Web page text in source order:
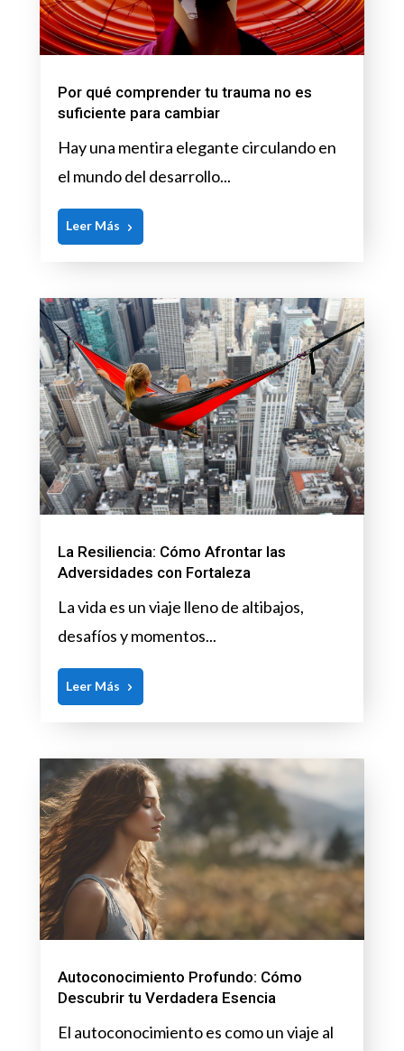
Por qué comprender tu trauma no es
suficiente para cambiar
Hay una mentira elegante circulando en
el mundo del desarrollo...
Leer Más
La Resiliencia: Cómo Afrontar las
Adversidades con Fortaleza
La vida es un viaje lleno de altibajos,
desafíos y momentos...
Leer Más
Autoconocimiento Profundo: Cómo
Descubrir tu Verdadera Esencia
El autoconocimiento es como un viaje al